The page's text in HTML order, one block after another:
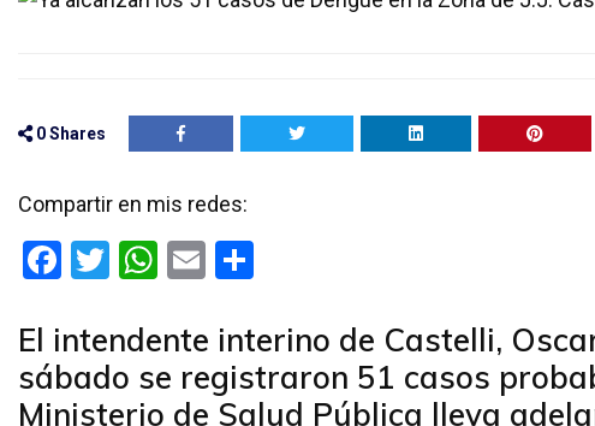
0Shares
Compartir en mis redes:
F
ce
b
o
T
tt
er
W
at
s
A
E
ail m
p
ar
El intendente interino de Castelli,
sábado se registraron 51 casos
Ministerio de Salud Pública lleva